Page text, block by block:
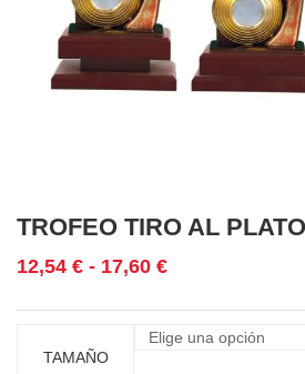
TROFEO TIRO AL
12,54 € - 17,60 €Rango
desde
TAMAÑO